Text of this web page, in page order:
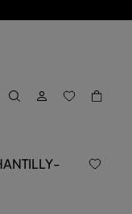
EINLOGGENBACK TO